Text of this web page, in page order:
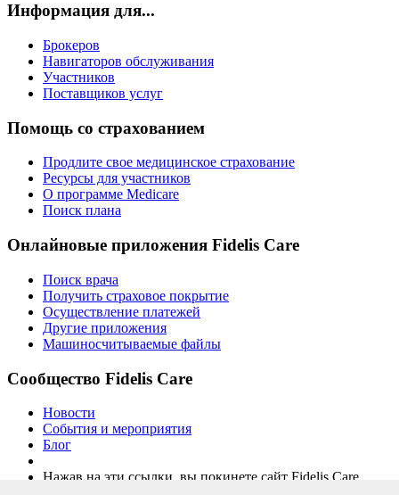
Информация для...
Брокеров
Навигаторов обслуживания
Участников
Поставщиков услуг
Помощь со страхованием
Продлите свое медицинское страхование
Ресурсы для участников
О программе Medicare
Поиск плана
Онлайновые приложения Fidelis Care
Поиск врача
Получить страховое покрытие
Осуществление платежей
Другие приложения
Машиносчитываемые файлы
Сообщество Fidelis Care
Новости
События и мероприятия
Блог
Нажав на эти ссылки, вы покинете сайт Fidelis Care.